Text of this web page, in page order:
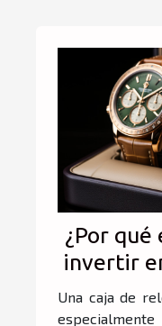
¿Por qué
invertir
Una caja de